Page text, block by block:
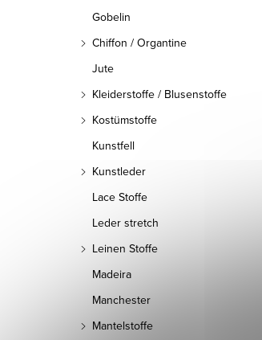
Gobelin
Chiffon / Organtine
Jute
Kleiderstoffe / Blusenstoffe
Kostümstoffe
Kunstfell
Kunstleder
Lace Stoffe
Leder stretch
Leinen Stoffe
Madeira
Manchester
Mantelstoffe